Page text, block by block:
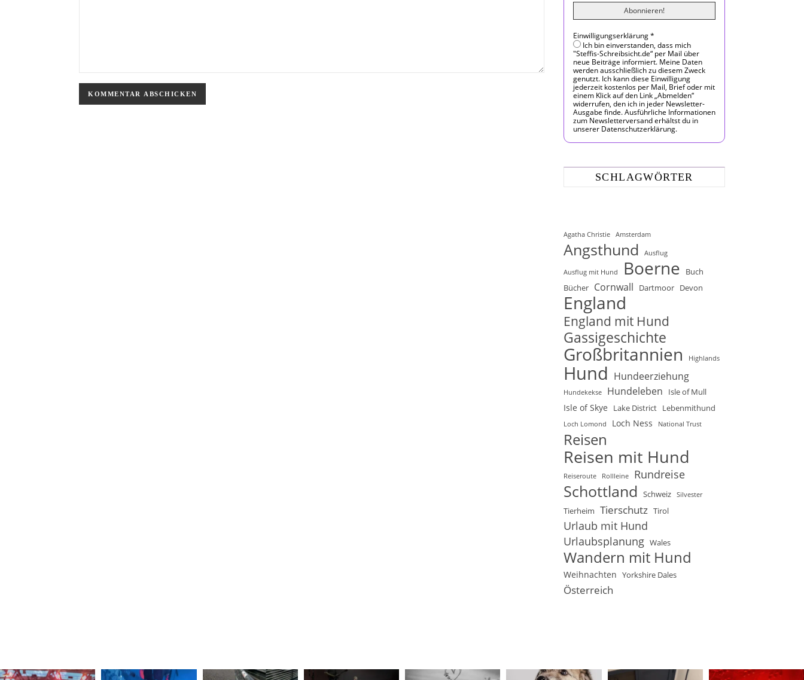
Einwilligungserklärung*
Ich bin einverstanden, dass mich
"Steffis-Schreibsicht.de“ per Mail über
neue Beiträge informiert. Meine Daten
werden ausschließlich zu diesem Zweck
genutzt. Ich kann diese Einwilligung
jederzeit kostenlos per Mail, Brief oder mit
einem Klick auf den Link „Abmelden“
widerrufen, den ich in jeder Newsletter-
Ausgabe finde. Ausführliche Informationen
zum Newsletterversand erhältst du in
unserer Datenschutzerklärung.
SCHLAGWÖRTER
Agatha Christie Amsterdam
Angsthund Ausflug
Ausflug mit Hund Boerne
Buch
Bücher Cornwall Dartmoor Devon
England
England mit Hund
Gassigeschichte
Großbritannien Highlands
Hund Hundeerziehung
Hundekekse Hundeleben Isle of Mull
Isle of Skye Lake District Lebenmithund
Loch Lomond Loch Ness National Trust
Reisen
Reisen mit Hund
Reiseroute Rollleine Rundreise
Schottland Schweiz Silvester
Tierheim Tierschutz Tirol
Urlaub mit Hund
Urlaubsplanung Wales
Wandern mit Hund
Weihnachten Yorkshire Dales
Österreich